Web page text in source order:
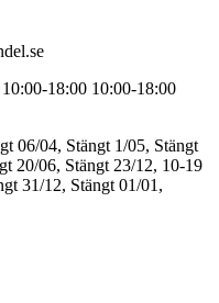
10:00-18:00 10:00-18:00
06/04, Stängt 1/05, Stängt
20/06, Stängt 23/12, 10-19
31/12, Stängt 01/01,